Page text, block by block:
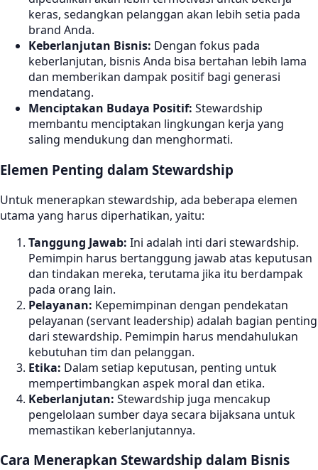
keras, sedangkan pelanggan akan lebih setia pada
brand Anda.
Keberlanjutan Bisnis: Dengan fokus pada
keberlanjutan, bisnis Anda bisa bertahan lebih lama
dan memberikan dampak positif bagi generasi
mendatang.
Menciptakan Budaya Positif: Stewardship
membantu menciptakan lingkungan kerja yang
saling mendukung dan menghormati.
Elemen Penting dalam Stewardship
Untuk menerapkan stewardship, ada beberapa elemen
utama yang harus diperhatikan, yaitu:
Tanggung Jawab: Ini adalah inti dari stewardship.
Pemimpin harus bertanggung jawab atas keputusan
dan tindakan mereka, terutama jika itu berdampak
pada orang lain.
Pelayanan: Kepemimpinan dengan pendekatan
pelayanan (servant leadership) adalah bagian penting
dari stewardship. Pemimpin harus mendahulukan
kebutuhan tim dan pelanggan.
Etika: Dalam setiap keputusan, penting untuk
mempertimbangkan aspek moral dan etika.
Keberlanjutan: Stewardship juga mencakup
pengelolaan sumber daya secara bijaksana untuk
memastikan keberlanjutannya.
Cara Menerapkan Stewardship dalam Bisnis